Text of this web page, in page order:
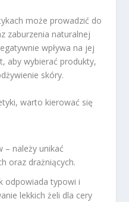
może prowadzić do
zaburzenia naturalnej
wpływa na jej
aby wybierać produkty,
skóry.
warto kierować się
– należy unikać
oraz drażniących.
odpowiada typowi i
lekkich żeli dla cery